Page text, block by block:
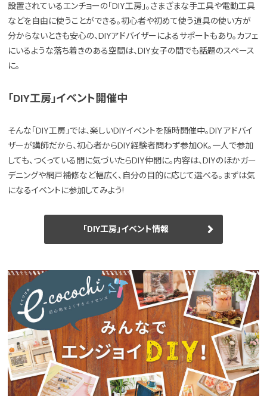
設置されているエンチョーの「DIY工房」。さまざまな手工具や電動工具
などを自由に使うことができる。初心者や初めて使う道具の使い方が
分からないときも安心の、DIYアドバイザーによるサポートもあり。カフェ
にいるような落ち着きのある空間は、DIY女子の間でも話題のスペース
に。
「DIY工房」イベント開催中
そんな「DIY工房」では、楽しいDIYイベントを随時開催中。DIＹアドバイ
ザーが講師だから、初心者からDIY経験者問わず参加OK。一人で参加
しても、つくっている間に気づいたらDIY仲間に。内容は、DIYのほかガー
デニングや網戸補修など幅広く、自分の目的に応じて選べる。まずは気
になるイベントに参加してみよう!
「DIY工房」イベント情報